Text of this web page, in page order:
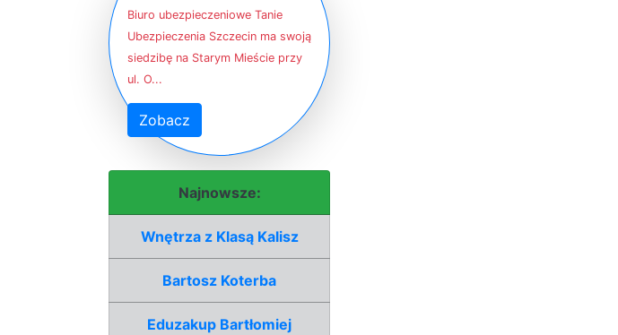
Biuro ubezpieczeniowe Tanie
Ubezpieczenia Szczecin ma swoją
siedzibę na Starym Mieście przy
ul. O...
Zobacz
Najnowsze:
Wnętrza z Klasą Kalisz
Bartosz Koterba
Eduzakup Bartłomiej